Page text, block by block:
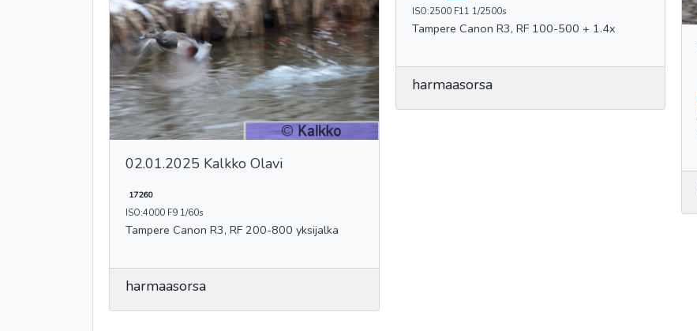
02.01.2025 Kalkko Olavi
17260
ISO:4000 F9 1/60s
Tampere Canon R3, RF 200-800 yksijalka
harmaasorsa
ISO:2500 F11 1/2500s
Tampere Canon R3, RF 100-500 + 1.4x
harmaasorsa